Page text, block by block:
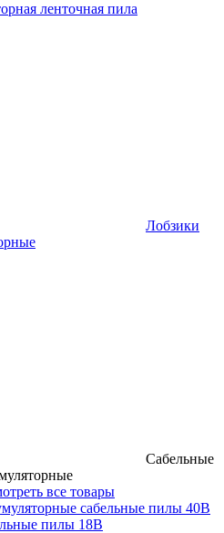
ленточная пила
Лобзики
Сабельные
все товары
сабельные пилы 40В
пилы 18В